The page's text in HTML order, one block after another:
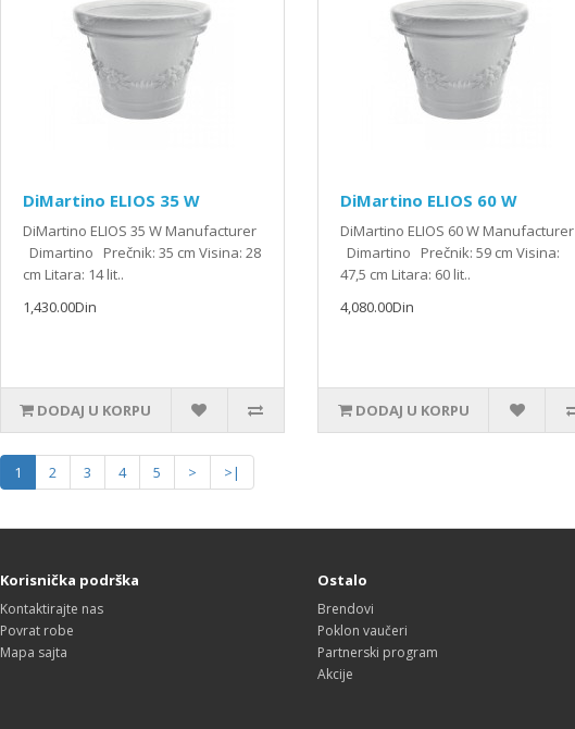
DiMartino ELIOS 35 W
DiMartino ELIOS 35 W Manufacturer
Dimartino Prečnik: 35 cm Visina: 28
cm Litara: 14 lit..
1,430.00Din
DODAJ U KORPU
DiMartino ELIOS 60 W
DiMartino ELIOS 60 W Manufacturer
Dimartino Prečnik: 59 cm Visina:
47,5 cm Litara: 60 lit..
4,080.00Din
DODAJ U KORPU
1 2 3 4 5 > >|
Korisnička podrška
Kontaktirajte nas
Povrat robe
Mapa sajta
Ostalo
Brendovi
Poklon vaučeri
Partnerski program
Akcije